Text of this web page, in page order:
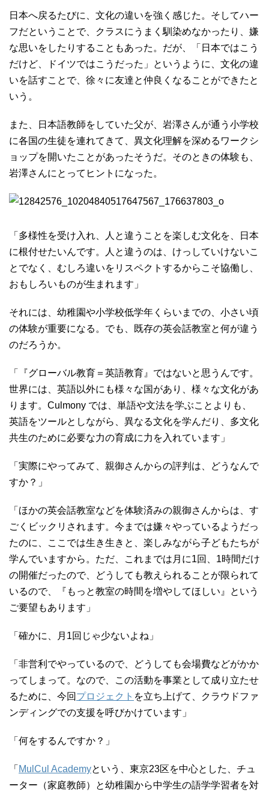
日本へ戻るたびに、文化の違いを強く感じた。そしてハー
フだということで、クラスにうまく馴染めなかったり、嫌
な思いをしたりすることもあった。だが、「日本ではこう
だけど、ドイツではこうだった」というように、文化の違
いを話すことで、徐々に友達と仲良くなることができたと
いう。
また、日本語教師をしていた父が、岩澤さんが通う小学校
に各国の生徒を連れてきて、異文化理解を深めるワークシ
ョップを開いたことがあったそうだ。そのときの体験も、
岩澤さんにとってヒントになった。
「多様性を受け入れ、人と違うことを楽しむ文化を、日本
に根付せたいんです。人と違うのは、けっしていけないこ
とでなく、むしろ違いをリスペクトするからこそ協働し、
おもしろいものが生まれます」
それには、幼稚園や小学校低学年くらいまでの、小さい頃
の体験が重要になる。でも、既存の英会話教室と何が違う
のだろうか。
「『グローバル教育＝英語教育』ではないと思うんです。
世界には、英語以外にも様々な国があり、様々な文化があ
ります。Culmony では、単語や文法を学ぶことよりも、
英語をツールとしながら、異なる文化を学んだり、多文化
共生のために必要な力の育成に力を入れています」
「実際にやってみて、親御さんからの評判は、どうなんで
すか？」
「ほかの英会話教室などを体験済みの親御さんからは、す
ごくビックリされます。今までは嫌々やっているようだっ
たのに、ここでは生き生きと、楽しみながら子どもたちが
学んでいますから。ただ、これまでは月に1回、1時間だけ
の開催だったので、どうしても教えられることが限られて
いるので、『もっと教室の時間を増やしてほしい』という
ご要望もあります」
「確かに、月1回じゃ少ないよね」
「非営利でやっているので、どうしても会場費などがかか
ってしまって。なので、この活動を事業として成り立たせ
るために、今回 プロジェクト を立ち上げて、クラウドファ
ンディングでの支援を呼びかけています」
「何をするんですか？」
「 MulCul Academyという、東京23区を中心とした、チュ
ーター（家庭教師）と幼稚園から中学生の語学学習者を対